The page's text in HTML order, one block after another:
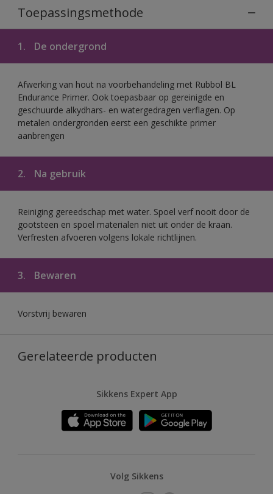
Toepassingsmethode
1. De ondergrond
Afwerking van hout na voorbehandeling met Rubbol BL
Endurance Primer. Ook toepasbaar op gereinigde en
geschuurde alkydhars- en watergedragen verflagen. Op
metalen ondergronden eerst een geschikte primer
aanbrengen
2. Na gebruik
Reiniging gereedschap met water. Spoel verf nooit door de
gootsteen en spoel materialen niet uit onder de kraan.
Verfresten afvoeren volgens lokale richtlijnen.
3. Bewaren
Vorstvrij bewaren
Gerelateerde producten
Sikkens Expert App
Volg Sikkens